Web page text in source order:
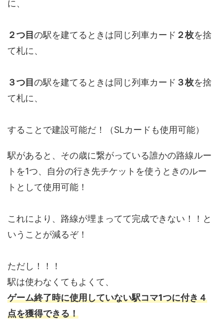
に、
２つ目 の駅を建てるときは同じ列車カード ２枚を捨
て札に、
３つ目 の駅を建てるときは同じ列車カード ３枚を捨
て札に、
することで建設可能だ！（SLカードも使用可能）
駅があると、その歳に繋がっている誰かの路線ルー
トを1つ、自分の行き先チケットを使うときのルー
トとして使用可能！
これにより、路線が埋まってて完成できない！！と
いうことが減るぞ！
ただし！！！
駅は使わなくてもよくて、
ゲーム終了時に使用していない駅コマ1つに付き４
点を獲得できる！